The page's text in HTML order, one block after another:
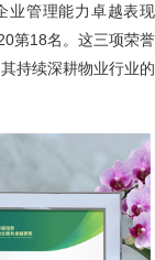
业管理能力卓越表现
第18名。这三项荣誉
持续深耕物业行业的